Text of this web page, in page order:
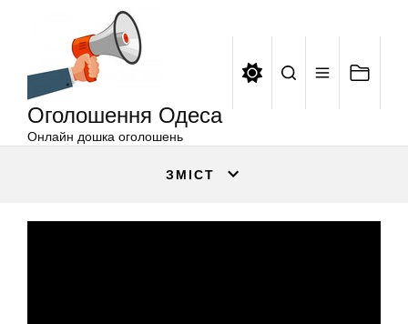
Оголошення Одеса
Онлайн дошка оголошень
ЗМІСТ